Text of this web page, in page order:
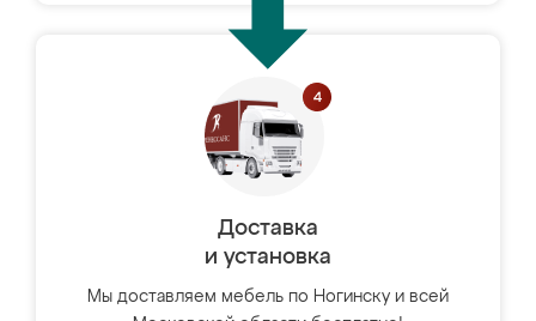
Доставка
и установка
Мы доставляем мебель по Ногинску и всей